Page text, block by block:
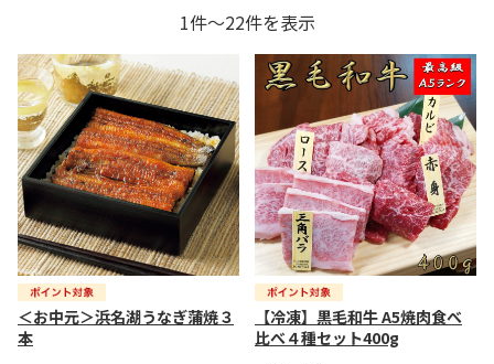
1件～22件を表示
＜お中元＞浜名湖うなぎ蒲焼３
本
【冷凍】黒毛和牛 A5焼肉食べ
比べ４種セット400g